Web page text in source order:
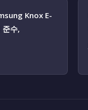
Knox E-
준수,